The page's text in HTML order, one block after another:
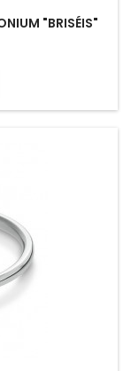
"BRISÉIS"